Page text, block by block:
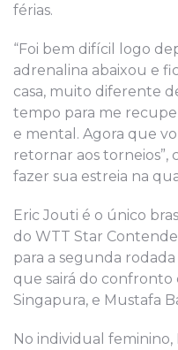
férias.
“Foi bem difícil logo
adrenalina abaixou e
casa, muito diferente
tempo para me
e mental. Agora que
retornar aos torneios”,
fazer sua estreia na
Eric Jouti é o único
do WTT Star
para a segunda
que sairá do
Singapura, e Mustafa
No individual feminino,